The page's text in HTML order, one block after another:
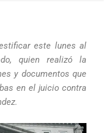
este lunes al
quien realizó la
y documentos que
en el juicio contra